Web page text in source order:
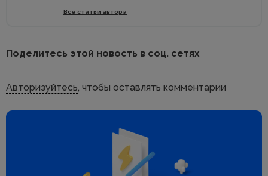
Все статьи автора
Поделитесь этой новость в соц. сетях
Авторизуйтесь, чтобы оставлять комментарии